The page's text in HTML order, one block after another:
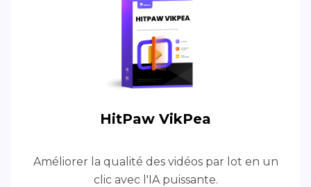
HitPaw VikPea
Améliorer la qualité des vidéos par lot en un
clic avec l'IA puissante.